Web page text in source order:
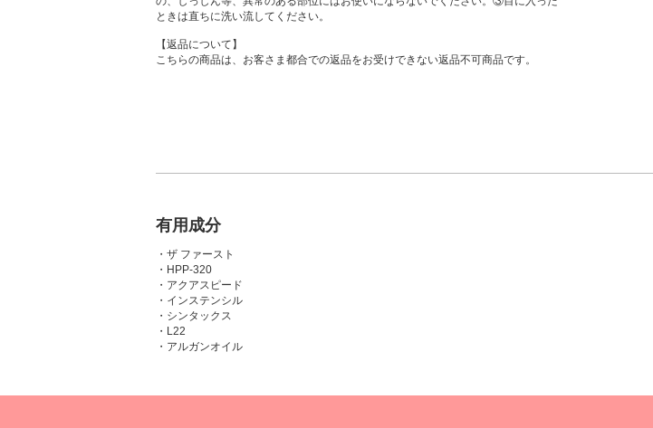
ときは直ちに洗い流してください。
【返品について】
こちらの商品は、お客さま都合での返品をお受けできない返品不可商品です。
有用成分
・ザ ファースト
・HPP-320
・アクアスピード
・インステンシル
・シンタックス
・L22
・アルガンオイル